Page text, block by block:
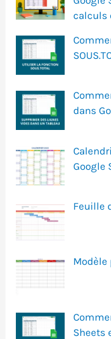
calculs
dans
Google
Feuille
Modèle
Sheets